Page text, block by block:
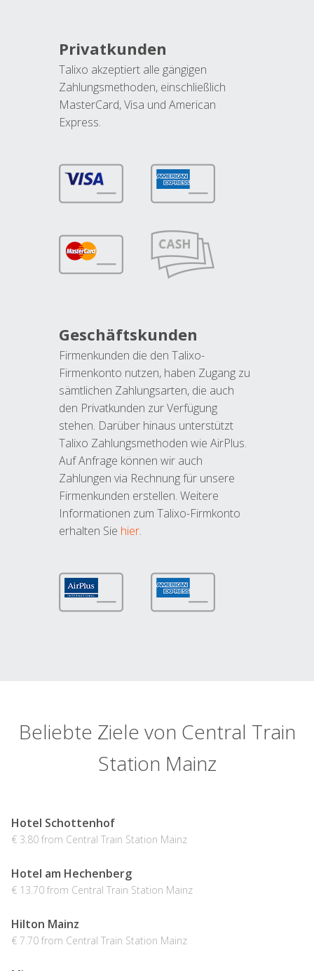
Privatkunden
Talixo akzeptiert alle gängigen
Zahlungsmethoden, einschließlich
MasterCard, Visa und American
Express.
Geschäftskunden
Firmenkunden die den Talixo-
Firmenkonto nutzen, haben Zugang zu
sämtlichen Zahlungsarten, die auch
den Privatkunden zur Verfügung
stehen. Darüber hinaus unterstützt
Talixo Zahlungsmethoden wie AirPlus.
Auf Anfrage können wir auch
Zahlungen via Rechnung für unsere
Firmenkunden erstellen. Weitere
Informationen zum Talixo-Firmkonto
erhalten Sie hier.
Beliebte Ziele von Central Train
Station Mainz
Hotel Schottenhof
€ 3.80 from Central Train Station Mainz
Hotel am Hechenberg
€ 13.70 from Central Train Station Mainz
Hilton Mainz
€ 7.70 from Central Train Station Mainz